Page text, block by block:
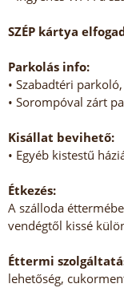
SZÉP kártya
Parkolás info:
• Szabadtéri
• Sorompóval zárt
Kisállat bevihető:
• Egyéb kistestű
Étkezés:
A szálloda
vendégtől kissé
Éttermi
lehetőség,